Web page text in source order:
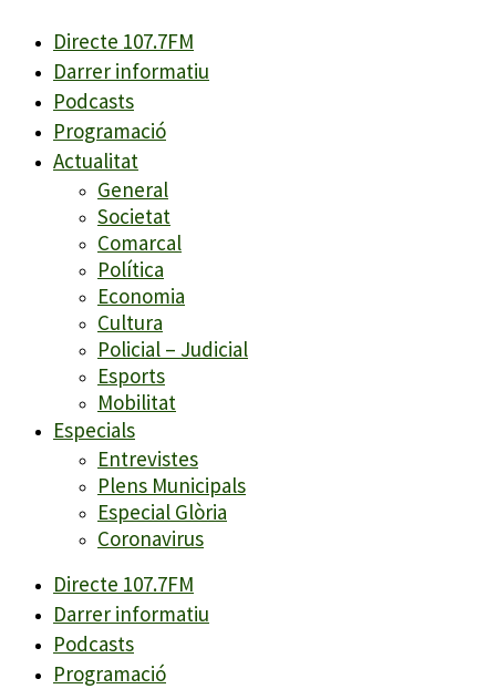
Directe 107.7FM
Darrer informatiu
Podcasts
Programació
Actualitat
General
Societat
Comarcal
Política
Economia
Cultura
Policial – Judicial
Esports
Mobilitat
Especials
Entrevistes
Plens Municipals
Especial Glòria
Coronavirus
Directe 107.7FM
Darrer informatiu
Podcasts
Programació